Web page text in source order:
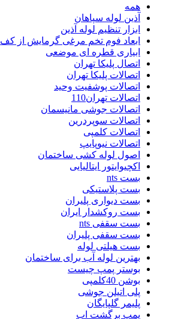
همه
آذین لوله سپاهان
ابزار تنظیم لوله آذین
ابعاد فوم تخم مرغی گرمایش از کف
ابیاری قطره ای موضعی
اتصال پلیکا تهران
اتصالات پلیکا تهران
اتصالات پوشفیت وحید
اتصالات تهران110
اتصالات جوشی مانیسمان
اتصالات سوپردرین
اتصالات کلمپی
اتصالات نیوپایپ
اصول لوله کشی ساختمان
اکچیوایتور ایتالیایی
بست nts
بست پلاستیکی
بست دیواری پلیران
بست روکشدار ایران
بست سقفی nts
بست سقفی پلیران
بست هیلتی لوله
بهترین لوله آب برای ساختمان
بوستر پمپ چیست
بوشن 40کلمپی
پلی اتیلن جوشی
پلیمر گلپایگان
پمپ برگشت اب